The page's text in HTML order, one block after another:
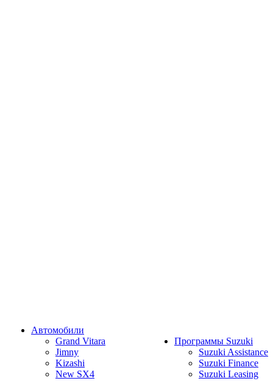
Автомобили
Grand Vitara
Jimny
Kizashi
New SX4
Программы Suzuki
Suzuki Assistance
Suzuki Finance
Suzuki Leasing